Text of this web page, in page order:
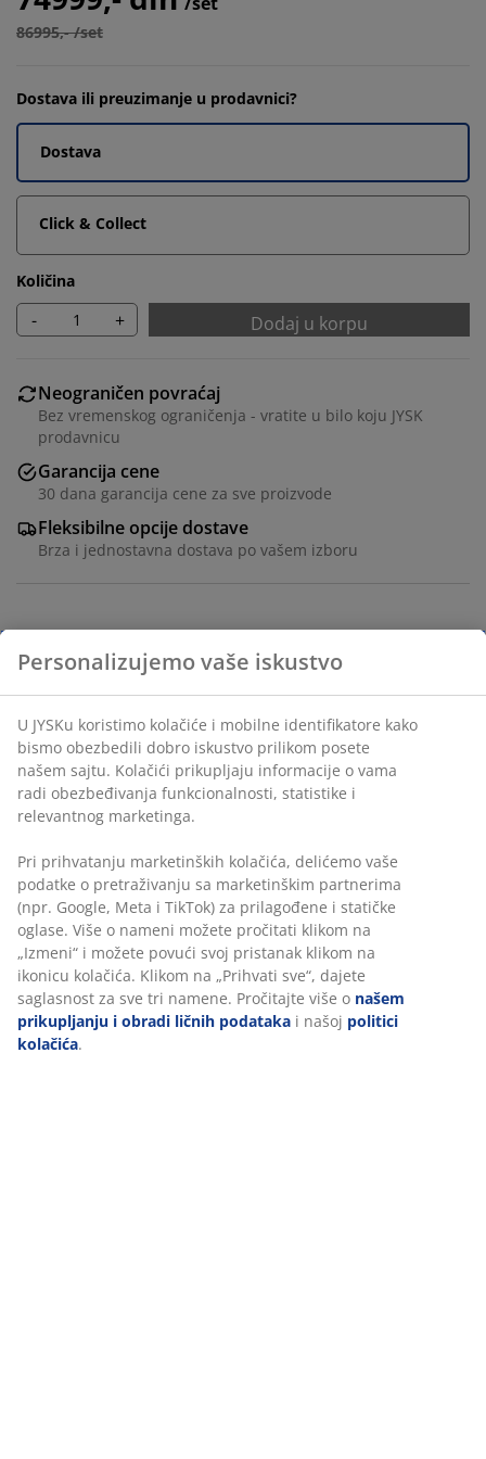
86995,- /set
Dostava ili preuzimanje u prodavnici?
Dostava
Click & Collect
Količina
- + Dodaj u korpu
Neograničen povraćaj
Bez vremenskog ograničenja - vratite u bilo koju JYSK
prodavnicu
Garancija cene
30 dana garancija cene za sve proizvode
Fleksibilne opcije dostave
Brza i jednostavna dostava po vašem izboru
tvrdo drvo. Ø120xV77 cm. Stolice: nauljeno FSC™ tvrdo
drvo. 7 položaja. Sklopive.
Šifra artikla: S375605
Komplet se sastoji od sledećih artikala
Tehnički podaci
Recenzije
Personalizujemo vaše iskustvo
U JYSKu koristimo kolačiće i mobilne identifikatore kako
bismo obezbedili dobro iskustvo prilikom posete
našem sajtu. Kolačići prikupljaju informacije o vama
radi obezbeđivanja funkcionalnosti, statistike i
relevantnog marketinga.
Pri prihvatanju marketinških kolačića, delićemo vaše
podatke o pretraživanju sa marketinškim partnerima
(npr. Google, Meta i TikTok) za prilagođene i statičke
oglase. Više o nameni možete pročitati klikom na
„Izmeni“ i možete povući svoj pristanak klikom na
ikonicu kolačića. Klikom na „Prihvati sve“, dajete
saglasnost za sve tri namene. Pročitajte više o našem
prikupljanju i obradi ličnih podataka i našoj politici
kolačića.